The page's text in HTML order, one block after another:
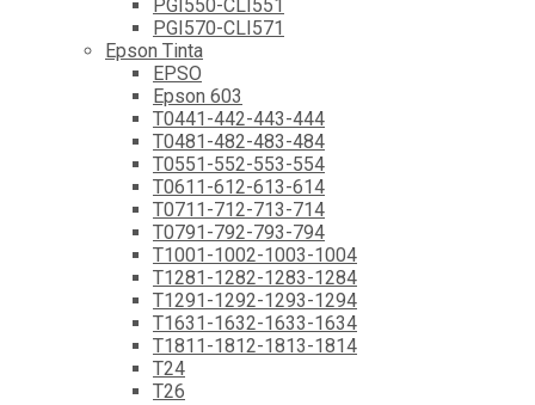
PGI550-CLI551
PGI570-CLI571
Epson Tinta
EPSO
Epson 603
T0441-442-443-444
T0481-482-483-484
T0551-552-553-554
T0611-612-613-614
T0711-712-713-714
T0791-792-793-794
T1001-1002-1003-1004
T1281-1282-1283-1284
T1291-1292-1293-1294
T1631-1632-1633-1634
T1811-1812-1813-1814
T24
T26